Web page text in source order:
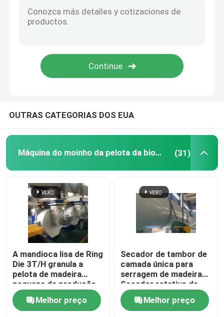
Máquina do moinho da pelota da biomassa
moinho de madeira da pelota
O moinho da pelota morre
Linha de produção de madeira da pelota
Peças sobresselentes da imprensa da pelota
Triturador de madeira a partir de biomassa
Moinho de rações para animais
Escudo do rolo da máquina da pelota
1th linha de produção de madeira da pelota
OUTRAS CATEGORIAS DOS EUA
Máquina do moinho da pelota da biomassa (31)
A mandioca lisa de Ring
Die 3T/H granula a
pelota de madeira
pequena da produção
que faz a máquina
Melhor preço
Secador de tambor de
camada única para
serragem de madeira
Secador rotativo de
lama 5t/h
Melhor preço